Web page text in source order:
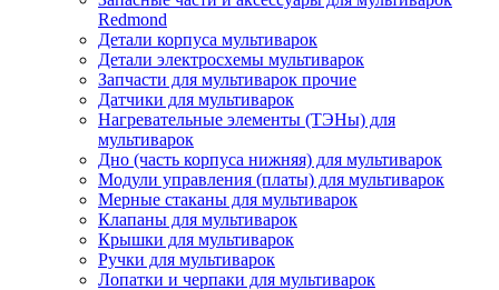
Redmond
Детали корпуса мультиварок
Детали электросхемы мультиварок
Запчасти для мультиварок прочие
Датчики для мультиварок
Нагревательные элементы (ТЭНы) для
мультиварок
Дно (часть корпуса нижняя) для мультиварок
Модули управления (платы) для мультиварок
Мерные стаканы для мультиварок
Клапаны для мультиварок
Крышки для мультиварок
Ручки для мультиварок
Лопатки и черпаки для мультиварок